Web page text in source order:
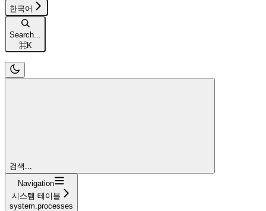
한국어
Search...
⌘K
검색...
Navigation
시스템 테이블
system.processes